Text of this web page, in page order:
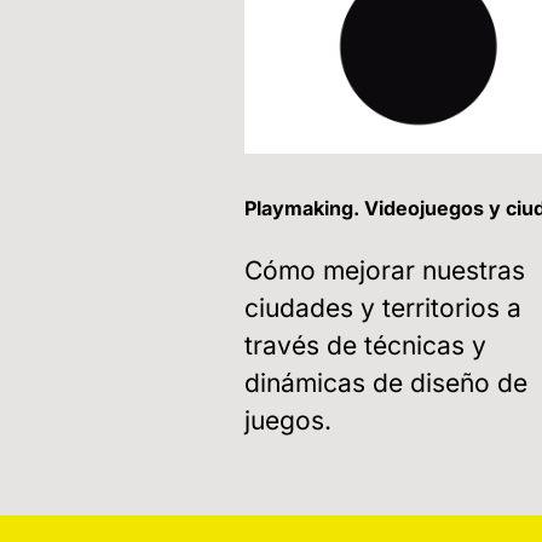
Playmaking. Videojuegos y
Cómo mejorar nuestras
ciudades y territorios a
través de técnicas y
dinámicas de diseño de
juegos.